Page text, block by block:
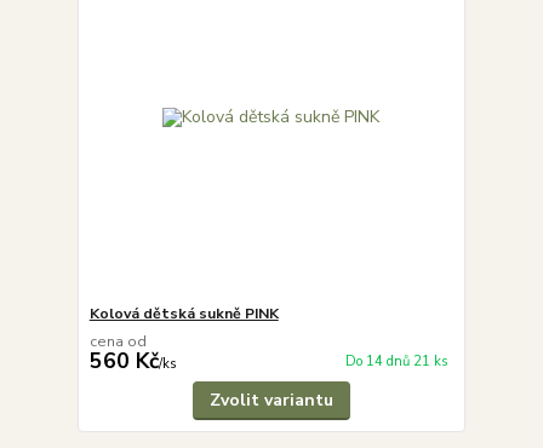
Kolová dětská sukně PINK
cena od
560 Kč/ks Do 14 dnů 21 ks
Zvolit variantu